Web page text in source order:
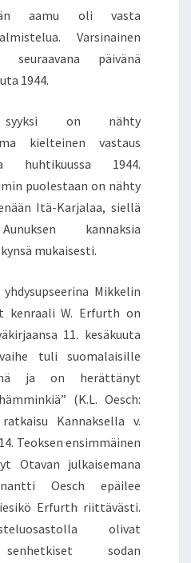
aamu oli vasta
Varsinainen
seuraavana päivänä
1944.
syyksi on nähty
kielteinen vastaus
huhtikuussa 1944.
puolestaan on nähty
Itä-Karjalaa, siellä
kannaksia
mukaisesti.
Mikkelin
kenraali W. Erfurth on
11. kesäkuuta
tuli suomalaisille
ja on herättänyt
(K.L. Oesch:
Kannaksella v.
Teoksen ensimmäinen
Otavan julkaisemana
Oesch epäilee
Erfurth riittävästi.
olivat
sodan